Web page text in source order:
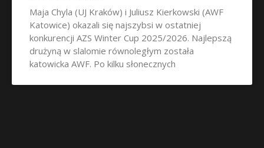
Maja Chyla (UJ Kraków) i Juliusz Kierkowski (AWF
Katowice) okazali się najszybsi w ostatniej
konkurencji AZS Winter Cup 2025/2026. Najlepszą
drużyną w slalomie równoległym została
katowicka AWF. Po kilku słonecznych